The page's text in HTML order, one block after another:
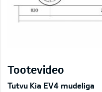
Tootevideo
Tutvu Kia EV4 mudeliga